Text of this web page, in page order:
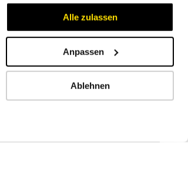
Alle zulassen
Anpassen
Ablehnen
Zertifikate